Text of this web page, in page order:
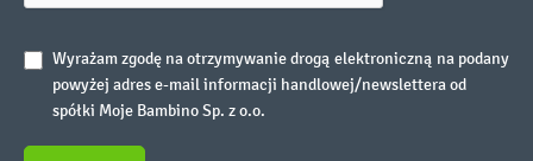
Wyrażam zgodę na otrzymywanie drogą elektroniczną na podany
powyżej adres e-mail informacji handlowej/newslettera od
spółki Moje Bambino Sp. z o.o.